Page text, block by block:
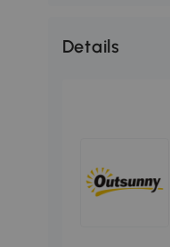
Details